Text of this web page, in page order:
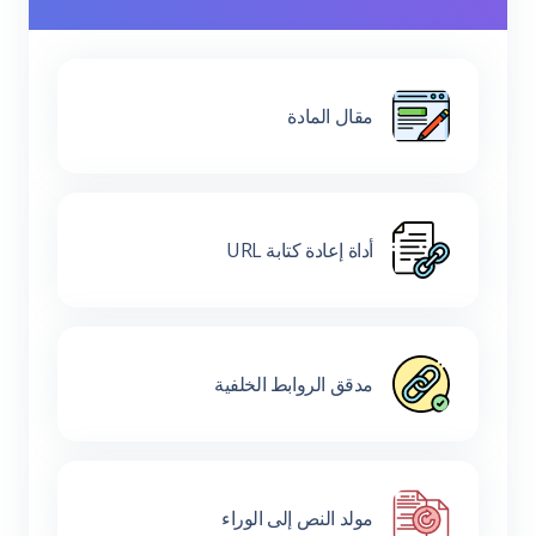
مقال المادة
أداة إعادة كتابة URL
مدقق الروابط الخلفية
مولد النص إلى الوراء